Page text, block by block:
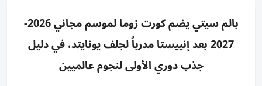
بالم سيتي يضم كورت زوما لموسم مجاني 2026-
2027 بعد إنييستا مدرباً لجلف يونايتد، في دليل
جذب دوري الأولى لنجوم عالميين